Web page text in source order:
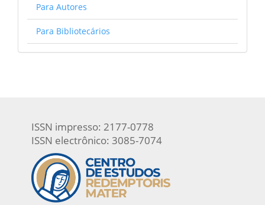
Para Autores
Para Bibliotecários
ISSN impresso: 2177-0778
ISSN electrônico: 3085-7074